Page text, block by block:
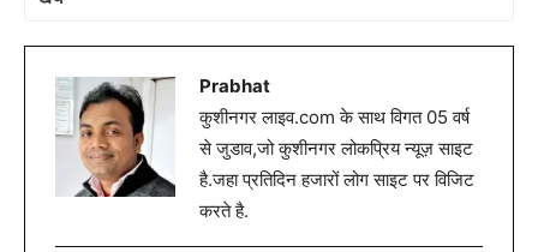
Prabhat
कुशीनगर लाइव.com के साथ विगत 05 वर्ष
से जुडाव,जो कुशीनगर लोकप्रिय न्यूज़ साइट
है.जहा प्रतिदिन हजारों लोग साइट पर विजिट
करते है.